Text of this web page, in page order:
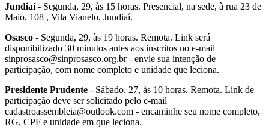
Jundiaí- Segunda, 29, às 15 horas. Presencial, na sede, à rua 23 de
Maio, 108 , Vila Vianelo, Jundiaí.
Osasco - Segunda, 29, às 19 horas. Remota. Link será
disponibilizado 30 minutos antes aos inscritos no e-mail
sinprosasco@sinprosasco.org.br - envie sua intenção de
participação, com nome completo e unidade que leciona.
Presidente Prudente - Sábado, 27, às 10 horas. Remota. Link de
participação deve ser solicitado pelo e-mail
cadastroassembleia@outlook.com - encaminhe seu nome completo,
RG, CPF e unidade em que leciona.